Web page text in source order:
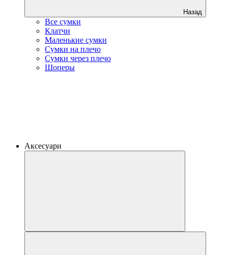
Назад
Все сумки
Клатчи
Маленькие сумки
Сумки на плечо
Сумки через плечо
Шоперы
Аксесуари